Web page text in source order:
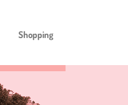
Shopping